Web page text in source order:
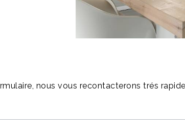
nous vous recontacterons trés